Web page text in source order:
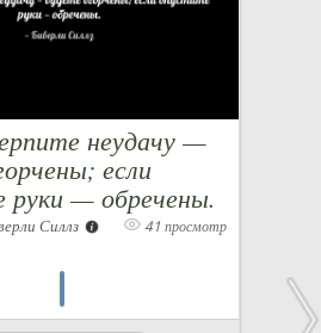
неудачу —
если
руки — обречены.
Силлз 41 просмотр